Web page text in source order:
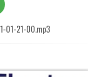
01-21-00.mp3